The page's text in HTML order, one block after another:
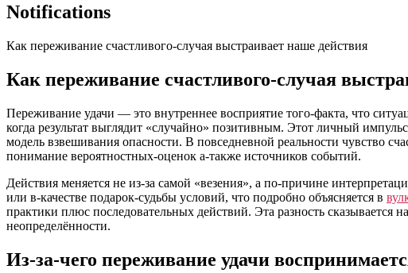
Notifications
Как переживание счастливого-случая выстраивает наше действия
Как переживание счастливого-случая
Переживание удачи — это внутреннее восприятие того-факта, что
когда результат выглядит «случайно» позитивным. Этот личный
модель взвешивания опасности. В повседневной реальности чувство
понимание вероятностных-оценок а-также источников событий.
Действия меняется не из-за самой «везения», а по-причине
или в-качестве подарок-судьбы условий, что подробно объясняется в
практики плюс последовательных действий. Эта разность
неопределённости.
Из-за-чего переживание удачи